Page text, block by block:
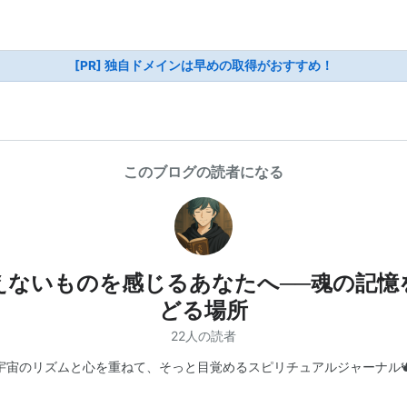
[PR] 独自ドメインは早めの取得がおすすめ！
このブログの読者になる
ないものを感じるあなたへ──魂の記憶
どる場所
22人の読者
宙のリズムと心を重ねて、そっと目覚めるスピリチュアルジャーナ